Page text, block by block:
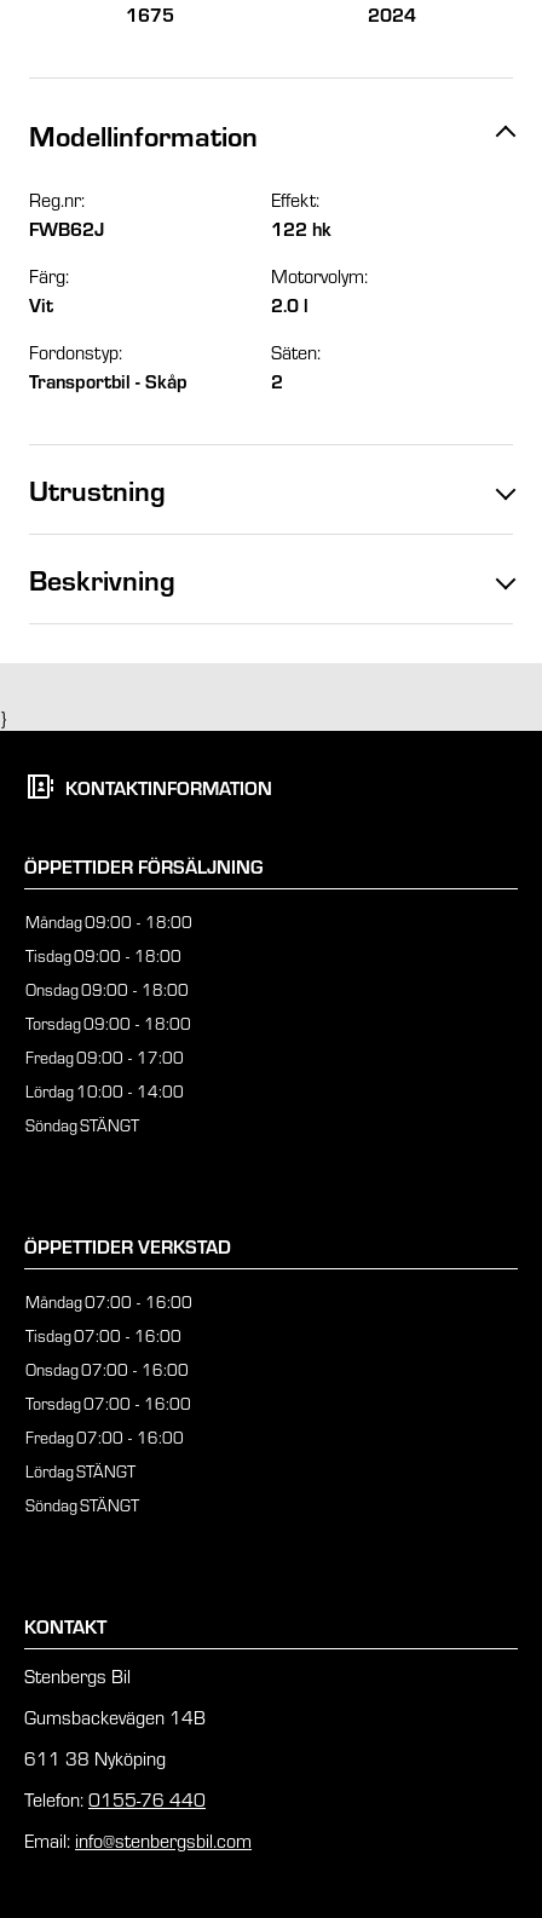
1675
2024
Modellinformation
Reg.nr:
FWB62J
Effekt:
122 hk
Färg:
Vit
Motorvolym:
2.0 l
Fordonstyp:
Transportbil - Skåp
Säten:
2
Utrustning
Beskrivning
}
KONTAKTINFORMATION
ÖPPETTIDER FÖRSÄLJNING
Måndag09:00 - 18:00
Tisdag09:00 - 18:00
Onsdag09:00 - 18:00
Torsdag09:00 - 18:00
Fredag09:00 - 17:00
Lördag10:00 - 14:00
SöndagSTÄNGT
ÖPPETTIDER VERKSTAD
Måndag07:00 - 16:00
Tisdag07:00 - 16:00
Onsdag07:00 - 16:00
Torsdag07:00 - 16:00
Fredag07:00 - 16:00
LördagSTÄNGT
SöndagSTÄNGT
KONTAKT
Stenbergs Bil
Gumsbackevägen 14B
611 38 Nyköping
Telefon:0155-76 440
Email: info@stenbergsbil.com